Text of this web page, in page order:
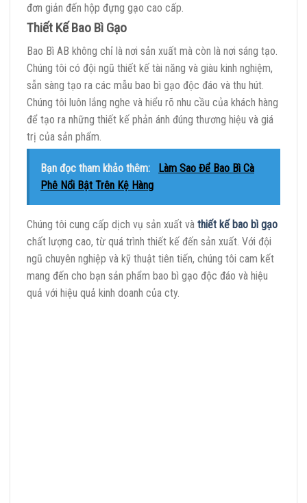
đơn giản đến hộp đựng gạo cao cấp.
Thiết Kế Bao Bì Gạo
Bao Bì AB không chỉ là nơi sản xuất mà còn là nơi sáng tạo.
Chúng tôi có đội ngũ thiết kế tài năng và giàu kinh nghiệm,
sẵn sàng tạo ra các mẫu bao bì gạo độc đáo và thu hút.
Chúng tôi luôn lắng nghe và hiểu rõ nhu cầu của khách hàng
để tạo ra những thiết kế phản ánh đúng thương hiệu và giá
trị của sản phẩm.
Bạn đọc tham khảo thêm:
Làm Sao Để Bao Bì Cà
Phê Nổi Bật Trên Kệ Hàng
Chúng tôi cung cấp dịch vụ sản xuất và thiết kế bao bì gạo
chất lượng cao, từ quá trình thiết kế đến sản xuất. Với đội
ngũ chuyên nghiệp và kỹ thuật tiên tiến, chúng tôi cam kết
mang đến cho bạn sản phẩm bao bì gạo độc đáo và hiệu
quả với hiệu quả kinh doanh của cty.